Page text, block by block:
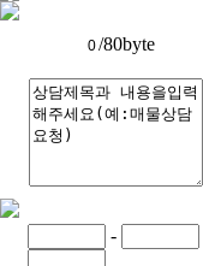
/80byte
-